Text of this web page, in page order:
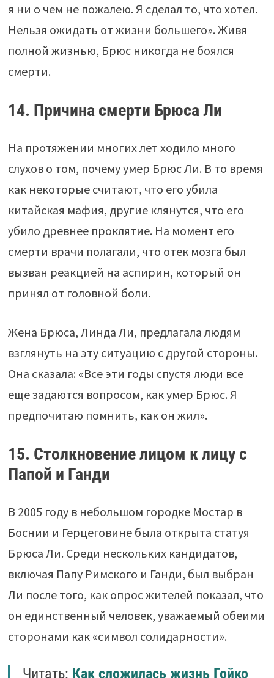
я ни о чем не пожалею. Я сделал то, что хотел.
Нельзя ожидать от жизни большего». Живя
полной жизнью, Брюс никогда не боялся
смерти.
14. Причина смерти Брюса Ли
На протяжении многих лет ходило много
слухов о том, почему умер Брюс Ли. В то время
как некоторые считают, что его убила
китайская мафия, другие клянутся, что его
убило древнее проклятие. На момент его
смерти врачи полагали, что отек мозга был
вызван реакцией на аспирин, который он
принял от головной боли.
Жена Брюса, Линда Ли, предлагала людям
взглянуть на эту ситуацию с другой стороны.
Она сказала: «Все эти годы спустя люди все
еще задаются вопросом, как умер Брюс. Я
предпочитаю помнить, как он жил».
15. Столкновение лицом к лицу с
Папой и Ганди
В 2005 году в небольшом городке Мостар в
Боснии и Герцеговине была открыта статуя
Брюса Ли. Среди нескольких кандидатов,
включая Папу Римского и Ганди, был выбран
Ли после того, как опрос жителей показал, что
он единственный человек, уважаемый обеими
сторонами как «символ солидарности».
Читать: Как сложилась жизнь Гойко